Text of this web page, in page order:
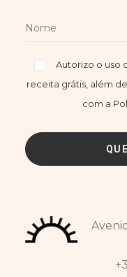
Autorizo o uso
receita grátis, além
com a